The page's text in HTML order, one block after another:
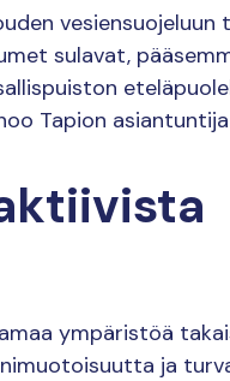
vesiensuojeluun
sulavat,
Tapion
ympäristöä
ja